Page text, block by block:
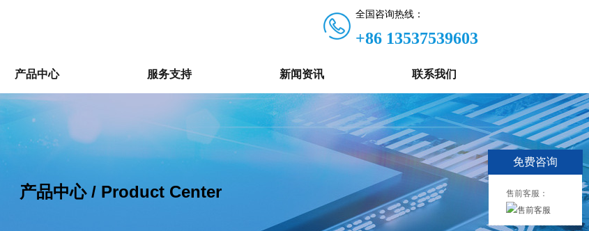
产品中心 服务支持 新闻资讯 联系我们
全国咨询热线：
+86 13537539603
产品中心 / Product Center
免费咨询
售前客服：